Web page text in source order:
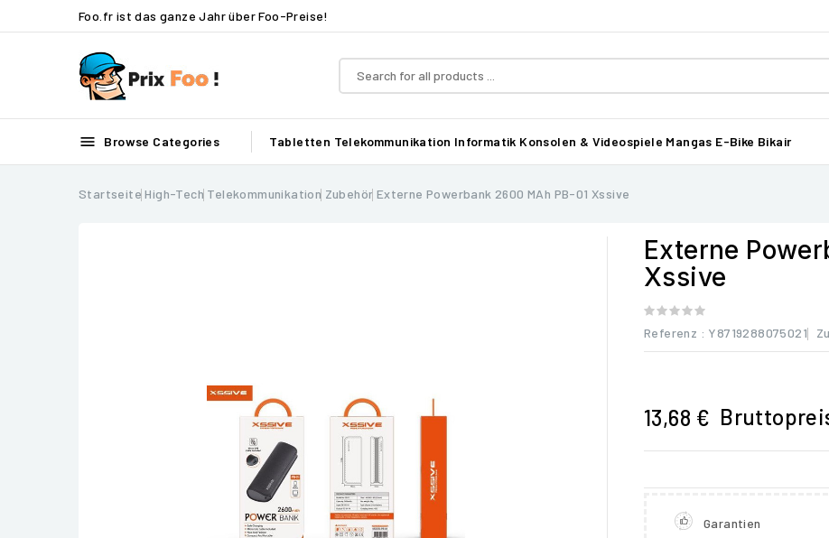
Foo.fr ist das ganze Jahr über Foo-Preise!
 Browse Categories Tabletten Telekommunikation Informatik Konsolen & Videospiele Mangas E-Bike Bikair
Startseite High-Tech Telekommunikation Zubehör Externe Powerbank 2600 MAh PB-01 Xssive
Externe
Xssive
Referenz : Y8719288075021
13,68 €
Garantien